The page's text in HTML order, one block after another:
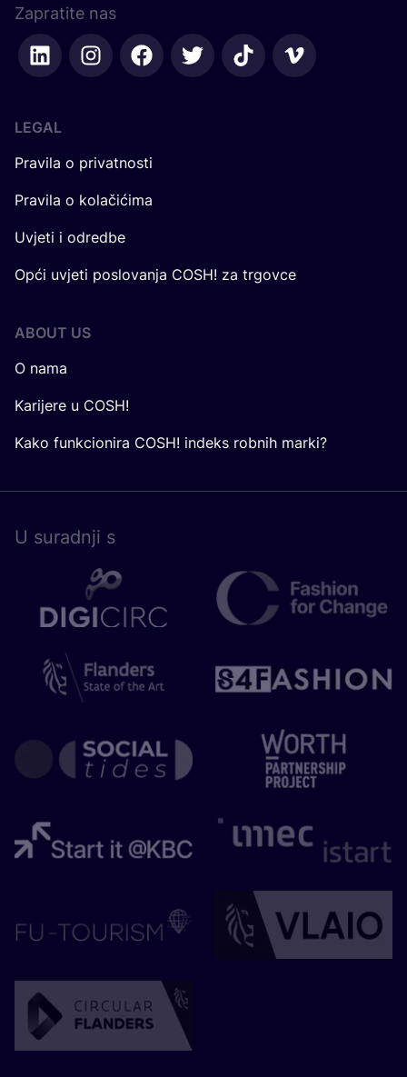
Zapratite nas
LEGAL
Pravila o privatnosti
Pravila o kolačićima
Uvjeti i odredbe
Opći uvjeti poslovanja COSH! za trgovce
ABOUT US
O nama
Karijere u COSH!
Kako funkcionira COSH! indeks robnih marki?
U surad­nji s